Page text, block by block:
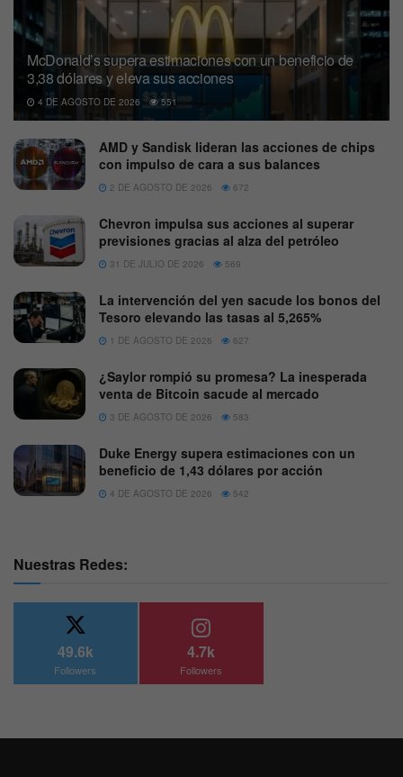
McDonald’s supera estimaciones con un beneficio de
3,38 dólares y eleva sus acciones
4 DE AGOSTO DE 2026 551
AMD y Sandisk lideran las acciones de chips
con impulso de cara a sus balances
2 DE AGOSTO DE 2026 672
Chevron impulsa sus acciones al superar
previsiones gracias al alza del petróleo
31 DE JULIO DE 2026 569
La intervención del yen sacude los bonos del
Tesoro elevando las tasas al 5,265%
1 DE AGOSTO DE 2026 627
¿Saylor rompió su promesa? La inesperada
venta de Bitcoin sacude al mercado
3 DE AGOSTO DE 2026 583
Duke Energy supera estimaciones con un
beneficio de 1,43 dólares por acción
4 DE AGOSTO DE 2026 542
Nuestras Redes:
49.6k
Followers
4.7k
Followers